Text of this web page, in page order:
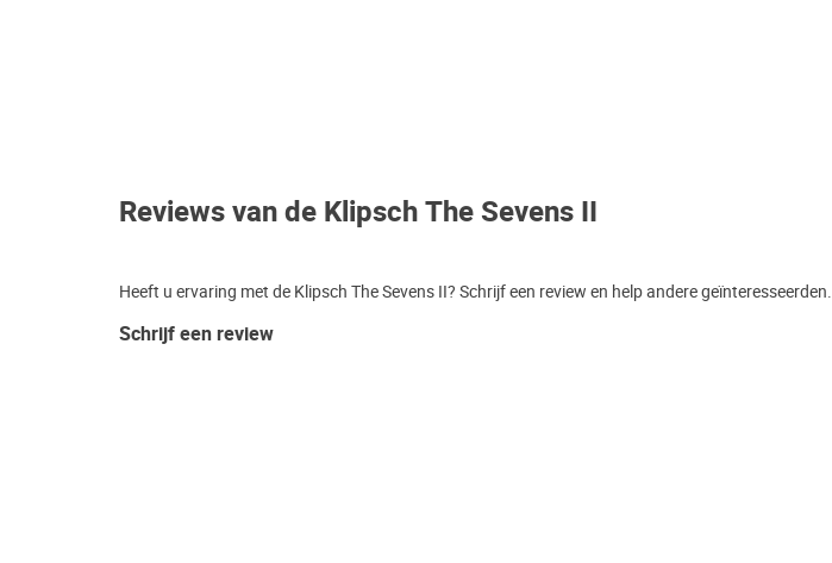
Reviews van de Klipsch The Sevens II
Heeft u ervaring met de Klipsch The Sevens II? Schrijf een review en help andere geïnteresseerden.
Schrijf een review